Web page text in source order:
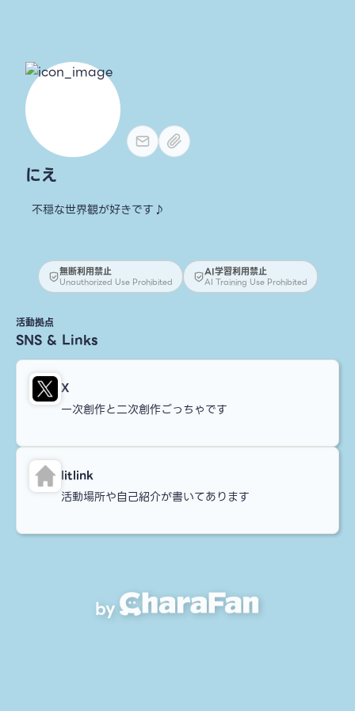
にえ
不穏な世界観が好きです♪
無断利用禁止
Unauthorized Use Prohibited
AI学習利用禁止
AI Training Use Prohibited
活動拠点
SNS & Links
X
一次創作と二次創作ごっちゃです
litlink
活動場所や自己紹介が書いてあります
by